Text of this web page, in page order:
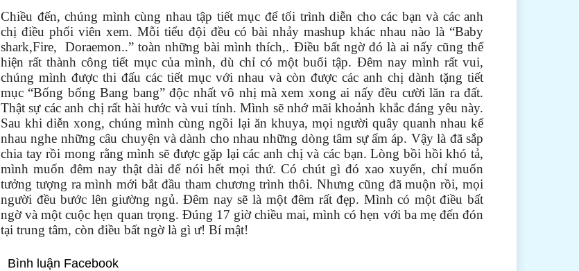
Chiều đến, chúng mình cùng nhau tập tiết mục để tối trình diễn cho các bạn và các anh
chị điều phối viên xem. Mỗi tiểu đội đều có bài nhảy mashup khác nhau nào là “Baby
shark,Fire, Doraemon..” toàn những bài mình thích,. Điều bất ngờ đó là ai nấy cũng thể
hiện rất thành công tiết mục của mình, dù chỉ có một buổi tập. Đêm nay mình rất vui,
chúng mình được thi đấu các tiết mục với nhau và còn được các anh chị dành tặng tiết
mục “Bống bống Bang bang” độc nhất vô nhị mà xem xong ai nấy đều cười lăn ra đất.
Thật sự các anh chị rất hài hước và vui tính. Mình sẽ nhớ mãi khoảnh khắc đáng yêu này.
Sau khi diễn xong, chúng mình cùng ngồi lại ăn khuya, mọi người quây quanh nhau kể
nhau nghe những câu chuyện và dành cho nhau những dòng tâm sự ấm áp. Vậy là đã sắp
chia tay rồi mong rằng mình sẽ được gặp lại các anh chị và các bạn. Lòng bồi hồi khó tả,
mình muốn đêm nay thật dài để nói hết mọi thứ. Có chút gì đó xao xuyến, chỉ muốn
tưởng tượng ra mình mới bắt đầu tham chương trình thôi. Nhưng cũng đã muộn rồi, mọi
người đều bước lên giường ngủ. Đêm nay sẽ là một đêm rất đẹp. Mình có một điều bất
ngờ và một cuộc hẹn quan trọng. Đúng 17 giờ chiều mai, mình có hẹn với ba mẹ đến đón
tại trung tâm, còn điều bất ngờ là gì ư! Bí mật!
Bình luận Facebook